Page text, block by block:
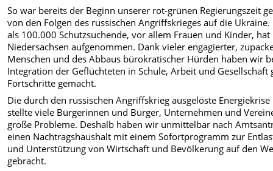
So war bereits der Beginn unserer rot-grünen Regierungszeit
von den Folgen des russischen Angriffskrieges auf die
als 100.000 Schutzsuchende, vor allem Frauen und Kinder, hat
Niedersachsen aufgenommen. Dank vieler engagierter,
Menschen und des Abbaus bürokratischer Hürden haben wir
Integration der Geflüchteten in Schule, Arbeit und Gesellschaft
Fortschritte gemacht.
Die durch den russischen Angriffskrieg ausgelöste Energiekrise
stellte viele Bürgerinnen und Bürger, Unternehmen und
große Probleme. Deshalb haben wir unmittelbar nach
einen Nachtragshaushalt mit einem Sofortprogramm zur
und Unterstützung von Wirtschaft und Bevölkerung auf den
gebracht.